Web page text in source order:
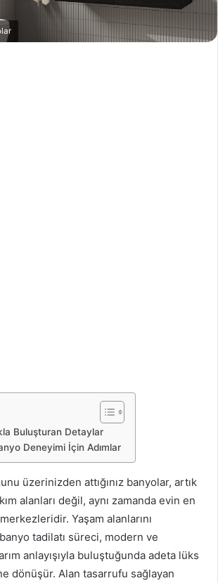
Buluşturan Detaylar
Deneyimi İçin Adımlar
üzerinizden attığınız banyolar, artık
alanları değil, aynı zamanda evin en
Yaşam alanlarını
tadilatı süreci, modern ve
anlayışıyla buluştuğunda adeta lüks
dönüşür. Alan tasarrufu sağlayan